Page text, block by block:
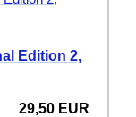
Edition 2,
29,50 EUR